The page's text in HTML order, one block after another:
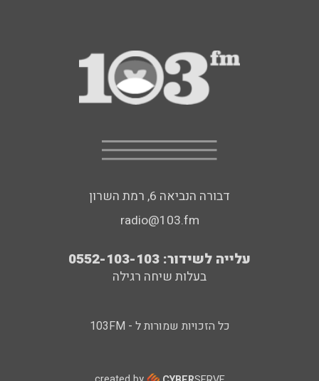
דבורה הנביאה 6, רמת השרון
radio@103.fm
עלייה לשידור: 0552-103-103
בעלות שיחה רגילה
כל הזכויות שמורות ל - 103FM